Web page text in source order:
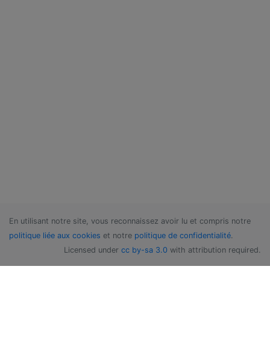
En utilisant notre site, vous reconnaissez avoir lu et compris notre
politique liée aux cookies et notre politique de confidentialité.
Licensed under cc by-sa 3.0 with attribution required.